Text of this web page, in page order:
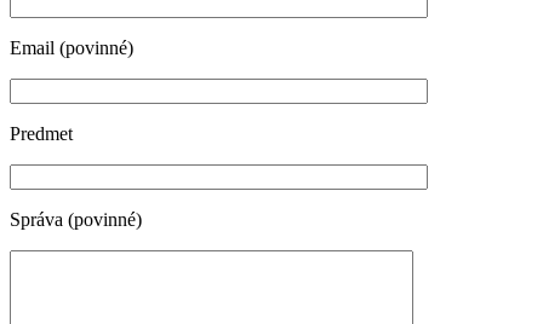
Email (povinné)
Predmet
Správa (povinné)